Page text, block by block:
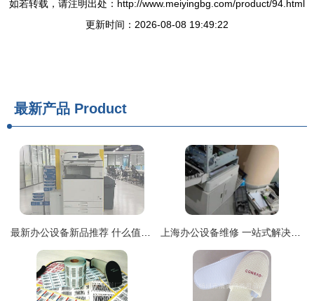
如若转载，请注明出处：http://www.meiyingbg.com/product/94.html
更新时间：2026-08-08 19:49:22
最新产品 Product